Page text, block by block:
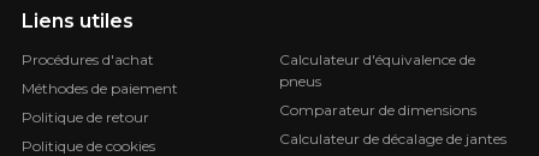
Liens utiles
Procédures d'achat
Méthodes de paiement
Politique de retour
Politique de cookies
Calculateur d'équivalence de
pneus
Comparateur de dimensions
Calculateur de décalage de jantes